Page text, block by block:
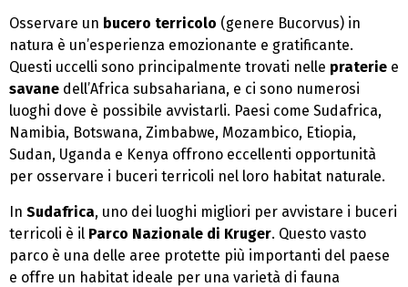
Osservare un bucero terricolo (genere Bucorvus) in
natura è un’esperienza emozionante e gratificante.
Questi uccelli sono principalmente trovati nelle praterie e
savane dell’Africa subsahariana, e ci sono numerosi
luoghi dove è possibile avvistarli. Paesi come Sudafrica,
Namibia, Botswana, Zimbabwe, Mozambico, Etiopia,
Sudan, Uganda e Kenya offrono eccellenti opportunità
per osservare i buceri terricoli nel loro habitat naturale.
In Sudafrica, uno dei luoghi migliori per avvistare i buceri
terricoli è il Parco Nazionale di Kruger. Questo vasto
parco è una delle aree protette più importanti del paese
e offre un habitat ideale per una varietà di fauna